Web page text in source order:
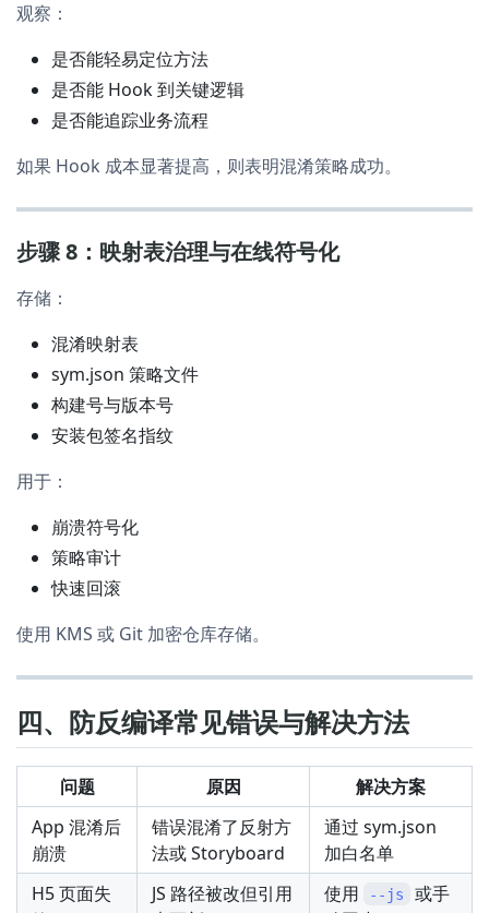
观察：
是否能轻易定位方法
是否能 Hook 到关键逻辑
是否能追踪业务流程
如果 Hook 成本显著提高，则表明混淆策略成功。
步骤 8：映射表治理与在线符号化
存储：
混淆映射表
sym.json 策略文件
构建号与版本号
安装包签名指纹
用于：
崩溃符号化
策略审计
快速回滚
使用 KMS 或 Git 加密仓库存储。
四、防反编译常见错误与解决方法
问题 原因
解决方案
App 混淆后
崩溃
错误混淆了反射方
法或 Storyboard
通过 sym.json
加白名单
H5 页面失
JS 路径被改但引用
使用 --js
或手